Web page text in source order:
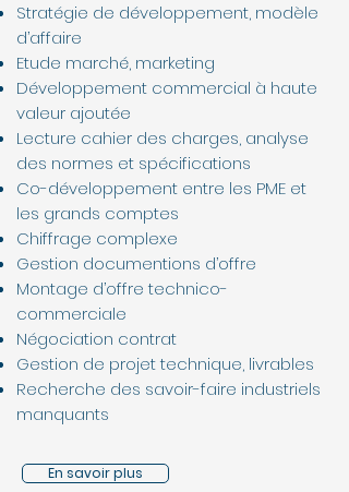
Stratégie de développement, modèle
d’affaire
Etude marché, marketing
Développement commercial à haute
valeur ajoutée
Lecture cahier des charges, analyse
des normes et spécifications
Co-développement entre les PME et
les grands comptes
Chiffrage complexe
Gestion documentions d’offre
Montage d’offre technico-
commerciale
Négociation contrat
Gestion de projet technique, livrables
Recherche des savoir-faire industriels
manquants
En savoir plus